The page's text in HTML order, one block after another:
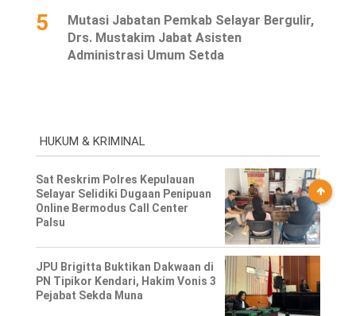
5
Mutasi Jabatan Pemkab Selayar Bergulir,
Drs. Mustakim Jabat Asisten
Administrasi Umum Setda
HUKUM & KRIMINAL
Sat Reskrim Polres Kepulauan
Selayar Selidiki Dugaan Penipuan
Online Bermodus Call Center
Palsu
JPU Brigitta Buktikan Dakwaan di
PN Tipikor Kendari, Hakim Vonis 3
Pejabat Sekda Muna